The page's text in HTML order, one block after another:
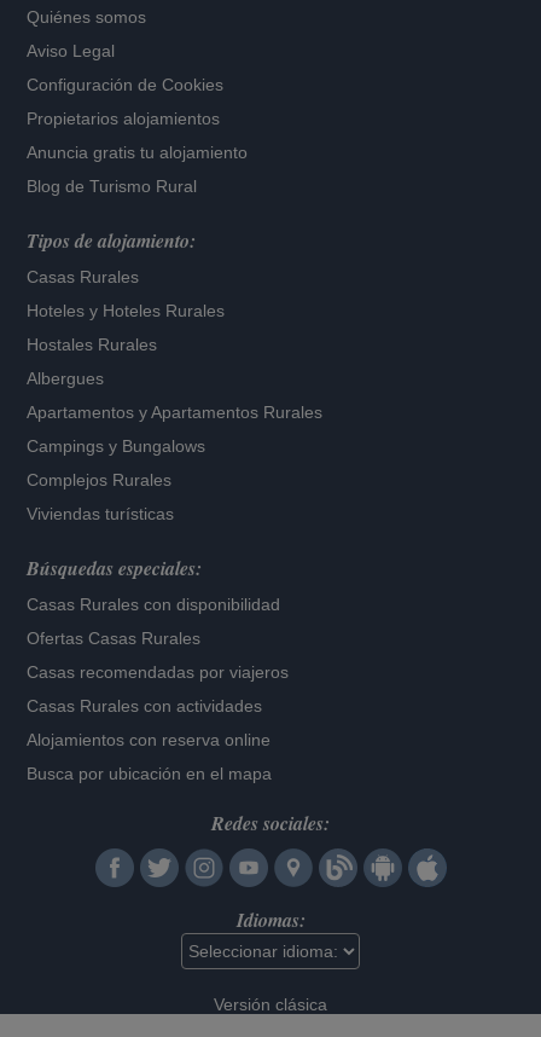
Quiénes somos
Aviso Legal
Configuración de Cookies
Propietarios alojamientos
Anuncia gratis tu alojamiento
Blog de Turismo Rural
Tipos de alojamiento:
Casas Rurales
Hoteles y Hoteles Rurales
Hostales Rurales
Albergues
Apartamentos yApartamentos Rurales
Campings y Bungalows
Complejos Rurales
Viviendas turísticas
Búsquedas especiales:
Casas Rurales con disponibilidad
Ofertas Casas Rurales
Casas recomendadas por viajeros
Casas Rurales con actividades
Alojamientos con reserva online
Busca por ubicación en el mapa
Redes sociales:
Idiomas:
Versión clásica